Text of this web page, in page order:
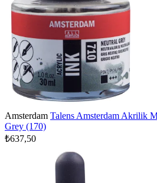
Amsterdam Talens Amsterdam Akrilik
Grey (170)
₺637,50